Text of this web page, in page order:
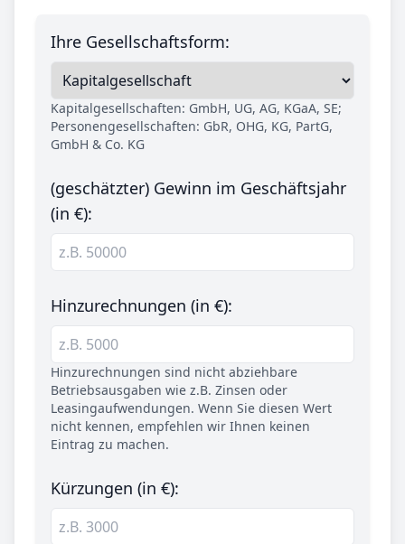
Ihre Gesellschaftsform:
Kapitalgesellschaften: GmbH, UG, AG, KGaA, SE;
Personengesellschaften: GbR, OHG, KG, PartG,
GmbH & Co. KG
(geschätzter) Gewinn im Geschäftsjahr
(in €):
Hinzurechnungen (in €):
Hinzurechnungen sind nicht abziehbare
Betriebsausgaben wie z.B. Zinsen oder
Leasingaufwendungen. Wenn Sie diesen Wert
nicht kennen, empfehlen wir Ihnen keinen
Eintrag zu machen.
Kürzungen (in €):